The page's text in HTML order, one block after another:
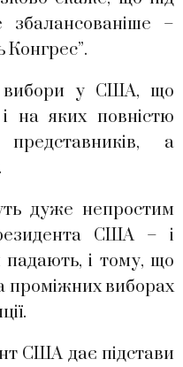
збалансованіше –
Конгрес”.
вибори у США, що
на яких повністю
а
дуже непростим
США – і
і тому, що
проміжних виборах
США дає підстави